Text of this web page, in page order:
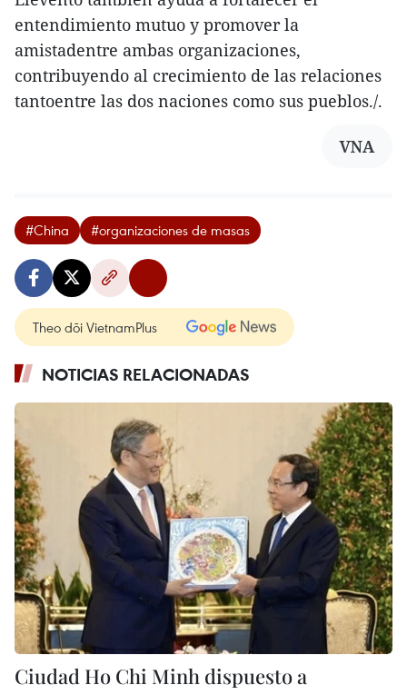
entendimiento mutuo y promover la
amistadentre ambas organizaciones,
contribuyendo al crecimiento de las relaciones
tantoentre las dos naciones como sus pueblos./.
VNA
#China #organizaciones de masas
Theo dõi VietnamPlus
NOTICIAS RELACIONADAS
Ciudad Ho Chi Minh dispuesto a